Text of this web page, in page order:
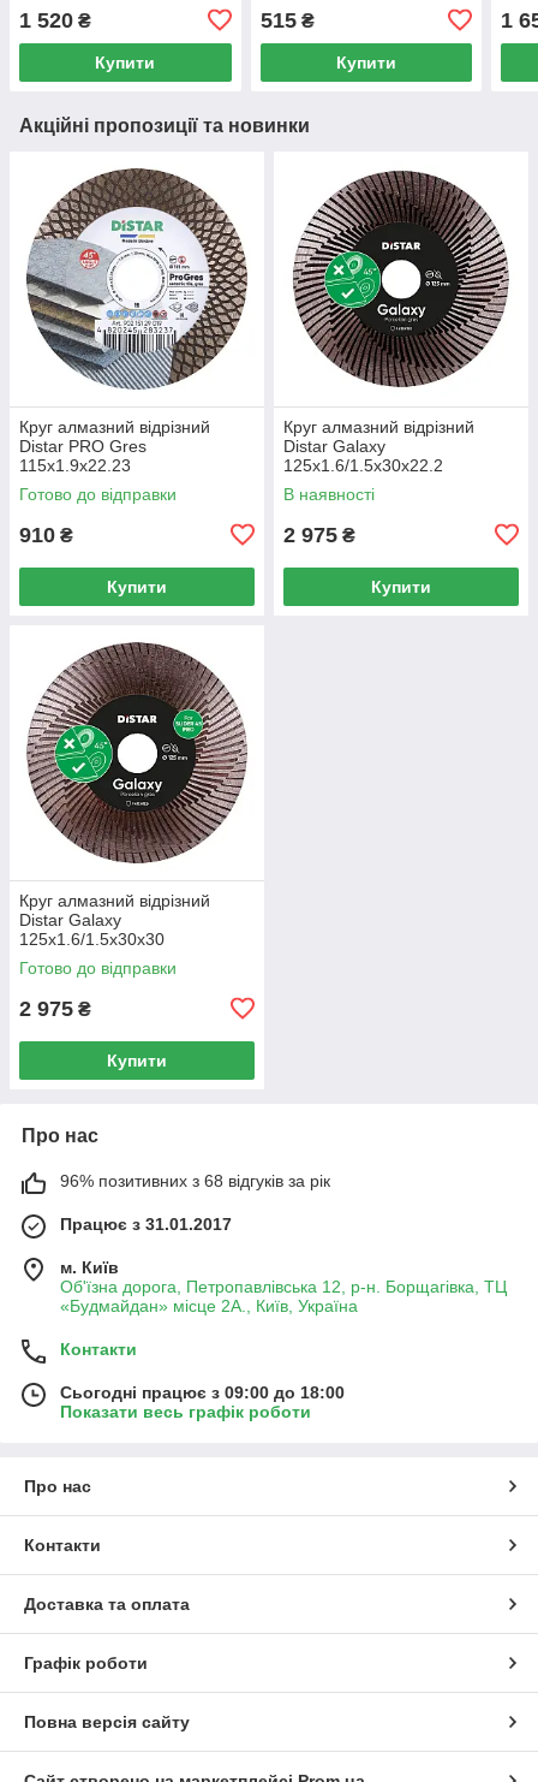
1 520 ₴
Купити
(89568442142)
515₴
Купити
1
Акційні пропозиції та новинки
Круг алмазний вiдрiзний
Distar PRO Gres
115x1.9x22.23
Готово до відправки
910 ₴
Купити
Круг алмазний вiдрiзний
Distar Galaxy
125x1.6/1.5x30x22.2
В наявності
2 975 ₴
Купити
Круг алмазний вiдрiзний
Distar Galaxy
125x1.6/1.5x30x30
Готово до відправки
2 975 ₴
Купити
Про нас
96% позитивних з 68 відгуків за рік
Працює з 31.01.2017
м. Київ
Об'їзна дорога, Петропавлівська 12, р-н. Борщагівка, ТЦ
«Будмайдан» місце 2А., Київ, Україна
Контакти
Сьогодні працює з 09:00 до 18:00
Показати весь графік роботи
Про нас
Контакти
Доставка та оплата
Графік роботи
Повна версія сайту